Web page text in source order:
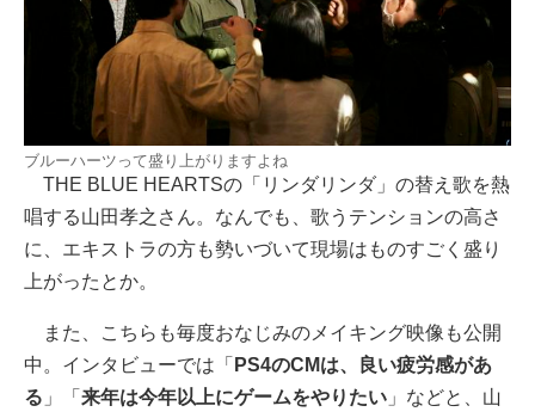
ブルーハーツって盛り上がりますよね
THE BLUE HEARTSの「リンダリンダ」の替え歌を熱
唱する山田孝之さん。なんでも、歌うテンションの高さ
に、エキストラの方も勢いづいて現場はものすごく盛り
上がったとか。
また、こちらも毎度おなじみのメイキング映像も公開
中。インタビューでは「 PS4のCMは、良い疲労感があ
る 」「 来年は今年以上にゲームをやりたい 」などと、山